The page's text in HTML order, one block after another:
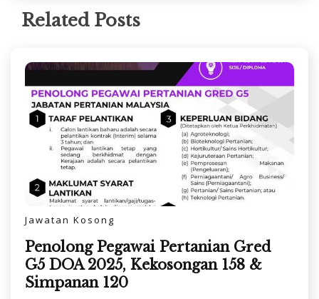
Related Posts
Jawatan Kosong
Penolong Pegawai Pertanian Gred
G5 DOA 2025, Kekosongan 158 &
Simpanan 120